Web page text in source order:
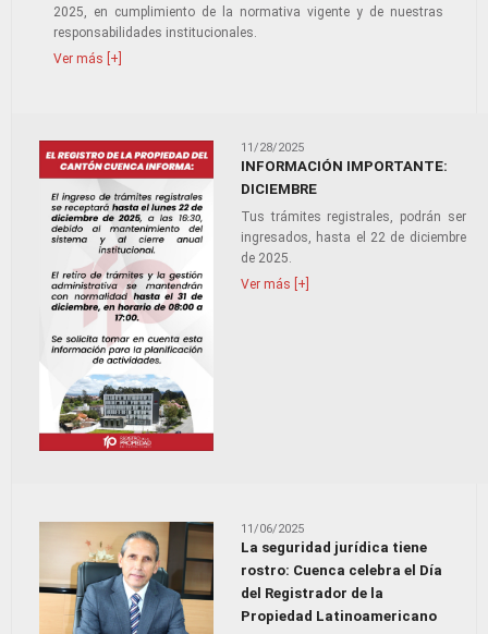
2025, en cumplimiento de la normativa vigente y de nuestras
responsabilidades institucionales.
Ver más [+]
11/28/2025
INFORMACIÓN IMPORTANTE:
DICIEMBRE
Tus trámites registrales, podrán ser
ingresados, hasta el 22 de diciembre
de 2025.
Ver más [+]
11/06/2025
La seguridad jurídica tiene
rostro: Cuenca celebra el Día
del Registrador de la
Propiedad Latinoamericano